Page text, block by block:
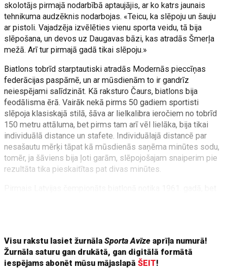
skolotājs pirmajā nodarbībā aptaujājis, ar ko katrs jaunais
tehnikuma audzēknis nodarbojas. «Teicu, ka slēpoju un šauju
ar pistoli. Vajadzēja izvēlēties vienu sporta veidu, tā bija
slēpošana, un devos uz Daugavas bāzi, kas atradās Šmerļa
mežā. Arī tur pirmajā gadā tikai slēpoju.»
Biatlons tobrīd starptautiski atradās Modernās pieccīņas
federācijas paspārnē, un ar mūsdienām to ir gandrīz
neiespējami salīdzināt. Kā raksturo Čaurs, biatlons bija
feodālisma ērā. Vairāk nekā pirms 50 gadiem sportisti
slēpoja klasiskajā stilā, šāva ar lielkalibra ieročiem no tobrīd
150 metru attāluma, bet pirms tam arī vēl lielāka, bija tikai
individuālā distance un stafete. Individuālajā distancē par
nesašautu mērķi tāpat kā mūsdienās saņēma minūtes sodu,
tomēr, ja šāviens bija ļoti garām, slēpojošajam snaiperim pie
rezultāta tika pieskaitītas pat divas minūtes.
Visu rakstu lasiet žurnālaSporta Avīze aprīļa numurā!
Žurnāla saturu gan drukātā, gan digitālā formātā
iespējams abonēt mūsu mājaslapāŠEIT!